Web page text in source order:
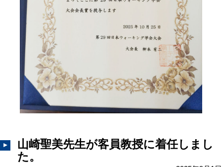
山崎聖美先生が客員教授に着任しまし
た。